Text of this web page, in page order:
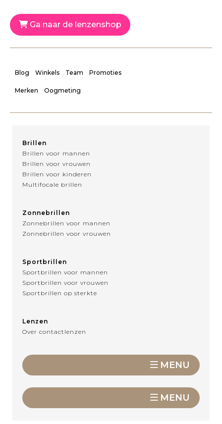
Ga naar de lenzenshop
Blog Winkels Team Promoties
Merken Oogmeting
Brillen
Brillen voor mannen
Brillen voor vrouwen
Brillen voor kinderen
Multifocale brillen
Zonnebrillen
Zonnebrillen voor mannen
Zonnebrillen voor vrouwen
Sportbrillen
Sportbrillen voor mannen
Sportbrillen voor vrouwen
Sportbrillen op sterkte
Lenzen
Over contactlenzen
MENU
MENU